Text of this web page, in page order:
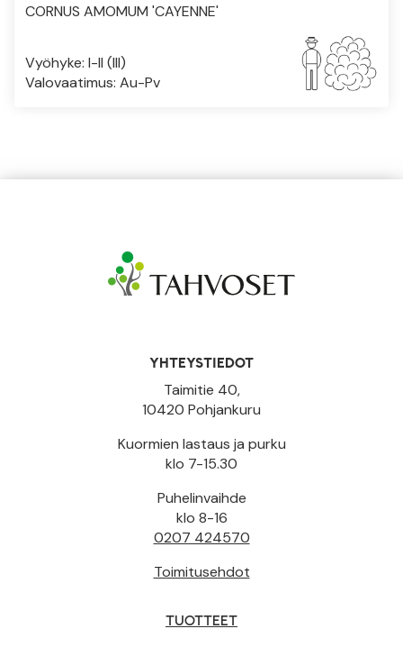
CORNUS AMOMUM 'CAYENNE'
Vyöhyke: I-II (III)
Valovaatimus: Au-Pv
YHTEYSTIEDOT
Taimitie 40,
10420 Pohjankuru
Kuormien lastaus ja purku
klo 7-15.30
Puhelinvaihde
klo 8-16
0207 424570
Toimitusehdot
TUOTTEET